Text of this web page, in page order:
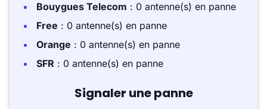
Bouygues Telecom : 0 antenne(s) en panne
Free : 0 antenne(s) en panne
Orange : 0 antenne(s) en panne
SFR : 0 antenne(s) en panne
Signaler une panne